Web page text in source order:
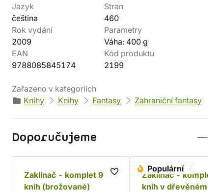
Jazyk
čeština
Stran
460
Rok vydání
2009
Parametry
Váha: 400 g
EAN
9788085845174
Kód produktu
2199
Zařazeno v kategoriích
Knihy
Knihy Fantasy Zahraniční fantasy
Doporučujeme
Zaklínač - komplet 9
knih (brožované)
Populární
Zaklínač - komplet
knih v dřevěném